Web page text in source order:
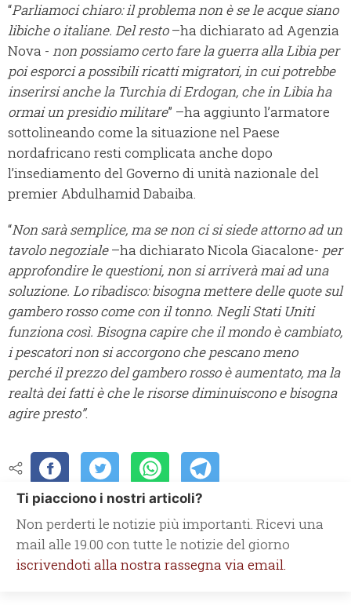
“Parliamoci chiaro: il problema non è se le acque siano
libiche o italiane. Del resto–ha dichiarato ad Agenzia
Nova - non possiamo certo fare la guerra alla Libia per
poi esporci a possibili ricatti migratori, in cui potrebbe
inserirsi anche la Turchia di Erdogan, che in Libia ha
ormai un presidio militare” –ha aggiunto l’armatore
sottolineando come la situazione nel Paese
nordafricano resti complicata anche dopo
l’insediamento del Governo di unità nazionale del
premier Abdulhamid Dabaiba.
“Non sarà semplice, ma se non ci si siede attorno ad un
tavolo negoziale–ha dichiarato Nicola Giacalone- per
approfondire le questioni, non si arriverà mai ad una
soluzione. Lo ribadisco: bisogna mettere delle quote sul
gambero rosso come con il tonno. Negli Stati Uniti
funziona così. Bisogna capire che il mondo è cambiato,
i pescatori non si accorgono che pescano meno
perché il prezzo del gambero rosso è aumentato, ma la
realtà dei fatti è che le risorse diminuiscono e bisogna
agire presto”.
Ti piacciono i nostri articoli?
Non perderti le notizie più importanti. Ricevi una
mail alle 19.00 con tutte le notizie del giorno
iscrivendoti alla nostra rassegna via email.